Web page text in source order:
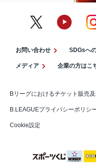
お問い合わせ SDGsへ
メディア 企業の方はこ
Bリーグにおけるチケット販売
B.LEAGUEプライバシーポリシ
Cookie設定